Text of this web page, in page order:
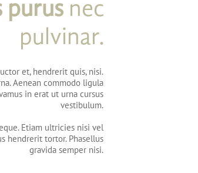
purusnec
pulvinar.
et, hendrerit quis, nisi.
Aenean commodo ligula
in erat ut urna cursus
vestibulum.
Etiam ultricies nisi vel
hendrerit tortor. Phasellus
gravida semper nisi.